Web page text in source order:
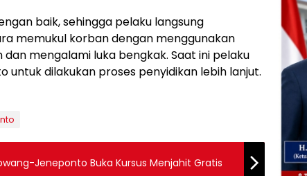
baik, sehingga pelaku langsung
memukul korban dengan menggunakan
mengalami luka bengkak. Saat ini pelaku
untuk dilakukan proses penyidikan lebih lanjut.
Jeneponto Buka Kursus Menjahit Gratis